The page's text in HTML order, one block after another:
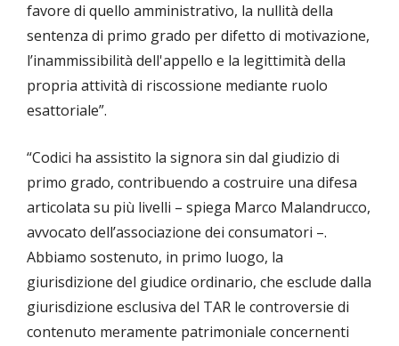
favore di quello amministrativo, la nullità della
sentenza di primo grado per difetto di motivazione,
l’inammissibilità dell'appello e la legittimità della
propria attività di riscossione mediante ruolo
esattoriale”.
“Codici ha assistito la signora sin dal giudizio di
primo grado, contribuendo a costruire una difesa
articolata su più livelli – spiega Marco Malandrucco,
avvocato dell’associazione dei consumatori –.
Abbiamo sostenuto, in primo luogo, la
giurisdizione del giudice ordinario, che esclude dalla
giurisdizione esclusiva del TAR le controversie di
contenuto meramente patrimoniale concernenti